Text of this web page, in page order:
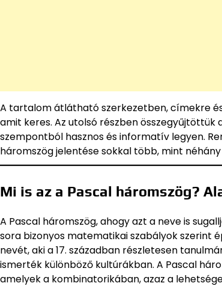
A tartalom átlátható szerkezetben, címekre
amit keres. Az utolsó részben
szempontból hasznos és informatív legyen.
háromszög jelentése sokkal több, mint
Mi is az a Pascal háromszög?
A Pascal háromszög, ahogy azt a neve is
sora bizonyos matematikai szabályok szerint
nevét, aki a 17. században részletesen
ismerték különböző kultúrákban. A Pascal
amelyek a kombinatorikában, azaz a